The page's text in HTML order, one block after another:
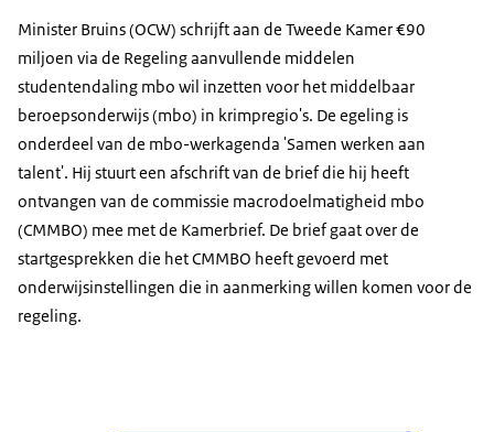
Minister Bruins (OCW) schrijft aan de Tweede Kamer €90
miljoen via de Regeling aanvullende middelen
studentendaling mbo wil inzetten voor het middelbaar
beroepsonderwijs (mbo) in krimpregio's. De egeling is
onderdeel van de mbo-werkagenda 'Samen werken aan
talent'. Hij stuurt een afschrift van de brief die hij heeft
ontvangen van de commissie macrodoelmatigheid mbo
(CMMBO) mee met de Kamerbrief. De brief gaat over de
startgesprekken die het CMMBO heeft gevoerd met
onderwijsinstellingen die in aanmerking willen komen voor de
regeling.